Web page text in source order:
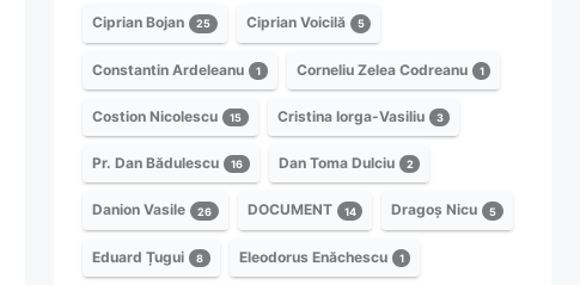
Ciprian Bojan 25 Ciprian Voicilă 5
Constantin Ardeleanu 1 Corneliu Zelea Codreanu 1
Costion Nicolescu 15 Cristina Iorga-Vasiliu 3
Pr. Dan Bădulescu 16 Dan Toma Dulciu 2
Danion Vasile 26 DOCUMENT 14 Dragoș Nicu 5
Eduard Țugui 8 Eleodorus Enăchescu 1